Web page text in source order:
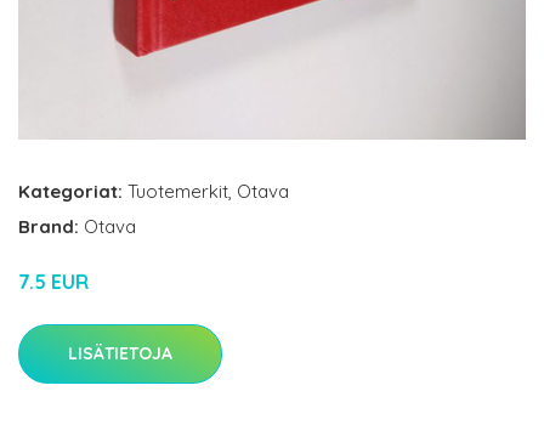
Kategoriat: Tuotemerkit, Otava
Brand: Otava
7.5 EUR
LISÄTIETOJA